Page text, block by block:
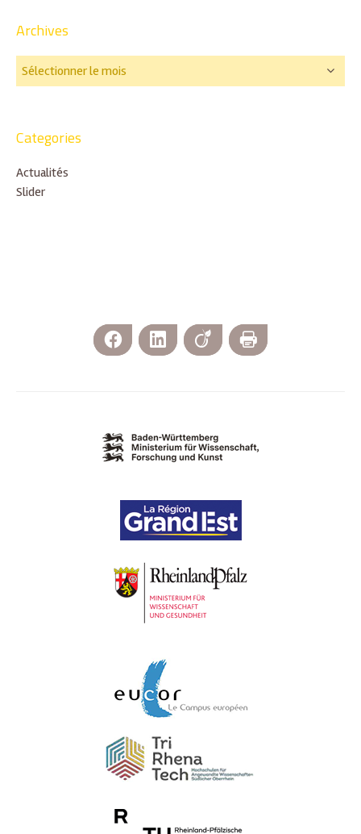
Archives
Categories
Actualités
Slider
Facebook LinkedIn Viadeo